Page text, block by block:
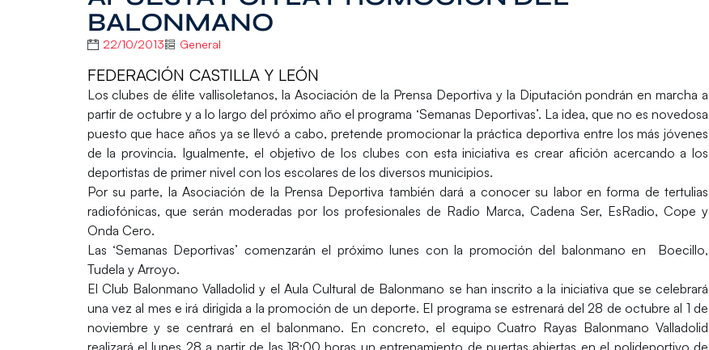
BALONMANO
22/10/2013 General
FEDERACIÓN CASTILLA Y LEÓN
Los clubes de élite vallisoletanos, la Asociación de la Prensa Deportiva y la Diputación pondrán en marcha a
partir de octubre y a lo largo del próximo año el programa ‘Semanas Deportivas’. La idea, que no es novedosa
puesto que hace años ya se llevó a cabo, pretende promocionar la práctica deportiva entre los más jóvenes
de la provincia. Igualmente, el objetivo de los clubes con esta iniciativa es crear afición acercando a los
deportistas de primer nivel con los escolares de los diversos municipios.
Por su parte, la Asociación de la Prensa Deportiva también dará a conocer su labor en forma de tertulias
radiofónicas, que serán moderadas por los profesionales de Radio Marca, Cadena Ser, EsRadio, Cope y
Onda Cero.
Las ‘Semanas Deportivas’ comenzarán el próximo lunes con la promoción del balonmano en Boecillo,
Tudela y Arroyo.
El Club Balonmano Valladolid y el Aula Cultural de Balonmano se han inscrito a la iniciativa que se celebrará
una vez al mes e irá dirigida a la promoción de un deporte. El programa se estrenará del 28 de octubre al 1 de
noviembre y se centrará en el balonmano. En concreto, el equipo Cuatro Rayas Balonmano Valladolid
realizará el lunes 28 a partir de las 18:00 horas un entrenamiento de puertas abiertas en el polideportivo de